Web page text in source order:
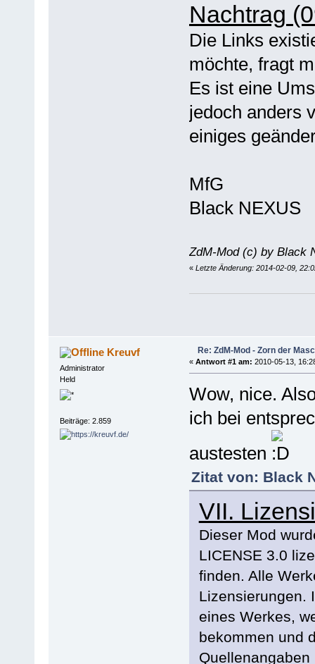
Nachtrag
Die Links
möchte, fragt
Es ist eine
jedoch anders
einiges
MfG
Black NEXUS
ZdM-Mod (c) by Black
« Letzte Änderung: 2014-02-09,
Kreuvf
Administrator
Held
Beiträge: 2.859
Re: ZdM-Mod - Zorn der
« Antwort #1 am: 2010-05-13,
Wow, nice.
ich bei
austesten
Zitat von: Black
VII.
Dieser Mod
LICENSE 3.0
finden. Alle
Lizensierungen.
eines Werkes,
bekommen und